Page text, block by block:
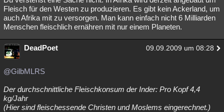
Fleisch für den Westen zu produzieren. Es gibt kein Ackerland, um
auch Afrika mit zu versorgen. Man kann einfach nicht 6 Milliarden
Menschen fleischlich ernähren mit nur einem Planeten.
DeadPoet 09.09.2009 um 08:28
@GilbMLRS
Der durchschnittliche Fleischkonsum der Inder: Pro Kopf 4,4
kg/Jahr
(Hier sind fleischessende Christen und Moslems eingerechnet.)